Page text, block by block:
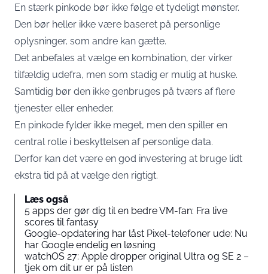
En stærk pinkode bør ikke følge et tydeligt mønster.
Den bør heller ikke være baseret på personlige
oplysninger, som andre kan gætte.
Det anbefales at vælge en kombination, der virker
tilfældig udefra, men som stadig er mulig at huske.
Samtidig bør den ikke genbruges på tværs af flere
tjenester eller enheder.
En pinkode fylder ikke meget, men den spiller en
central rolle i beskyttelsen af personlige data.
Derfor kan det være en god investering at bruge lidt
ekstra tid på at vælge den rigtigt.
Læs også
5 apps der gør dig til en bedre VM-fan: Fra live
scores til fantasy
Google-opdatering har låst Pixel-telefoner ude: Nu
har Google endelig en løsning
watchOS 27: Apple dropper original Ultra og SE 2 –
tjek om dit ur er på listen